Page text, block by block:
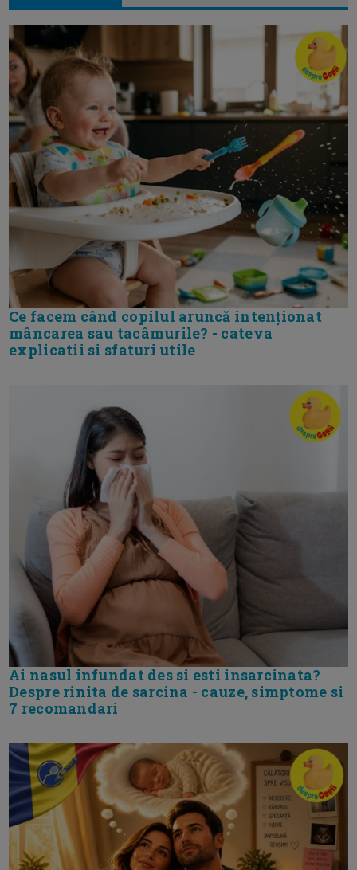
Ce facem când copilul aruncă intenționat
mâncarea sau tacâmurile? - cateva
explicatii si sfaturi utile
Ai nasul infundat des si esti insarcinata?
Despre rinita de sarcina - cauze, simptome si
7 recomandari